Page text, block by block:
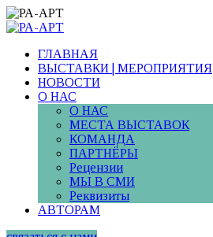
ГЛАВНАЯ
ВЫСТАВКИ | МЕРОПРИЯТИЯ
НОВОСТИ
О НАС
О НАС
МЕСТА ВЫСТАВОК
КОМАНДА
ПАРТНЁРЫ
Рецензии
МЫ В СМИ
Реквизиты
АВТОРАМ